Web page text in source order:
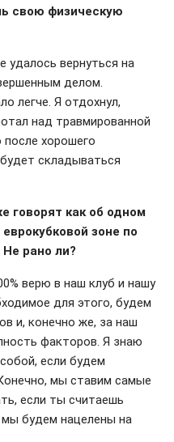
свою физическую
удалось вернуться на
делом.
легче. Я отдохнул,
над травмированной
после хорошего
складываться
говорят как об одном
зоне по
рано ли?
верю в наш клуб и нашу
для этого, будем
и, конечно же, за наш
факторов. Я знаю
если будем
мы ставим самые
если ты считаешь
будем нацелены на